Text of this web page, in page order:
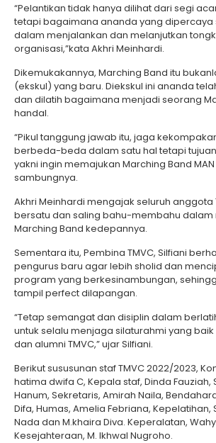
“Pelantikan tidak hanya dilihat dari segi
tetapi bagaimana ananda yang dipercaya
dalam menjalankan dan melanjutkan
organisasi,”kata Akhri Meinhardi.
Dikemukakannya, Marching Band itu
(ekskul) yang baru. Diekskul ini ananda
dan dilatih bagaimana menjadi seorang
handal.
“Pikul tanggung jawab itu, jaga
berbeda-beda dalam satu hal tetapi
yakni ingin memajukan Marching Band MAN
sambungnya.
Akhri Meinhardi mengajak seluruh anggota
bersatu dan saling bahu-membahu dalam
Marching Band kedepannya.
Sementara itu, Pembina TMVC, Silfiani
pengurus baru agar lebih sholid dan
program yang berkesinambungan,
tampil perfect dilapangan.
“Tetap semangat dan disiplin dalam
untuk selalu menjaga silaturahmi yang
dan alumni TMVC,” ujar Silfiani.
Berikut sususunan staf TMVC 2022/2023,
hatima dwifa C, Kepala staf, Dinda Fauziah,
Hanum, Sekretaris, Amirah Naila,
Difa, Humas, Amelia Febriana, Kepelatihan,
Nada dan M.khaira Diva. Keperalatan,
Kesejahteraan, M. Ikhwal Nugroho.